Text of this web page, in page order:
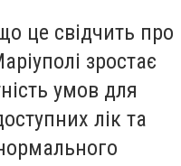
це свідчить про
зростає
умов для
лік та